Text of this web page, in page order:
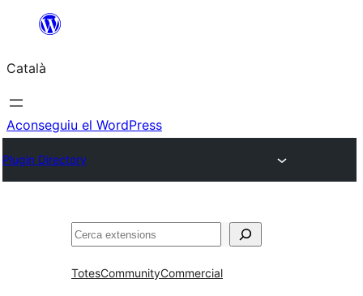
contingut
Català
Aconseguiu el WordPress
Plugin Directory
Cerca
TotesCommunityCommercial